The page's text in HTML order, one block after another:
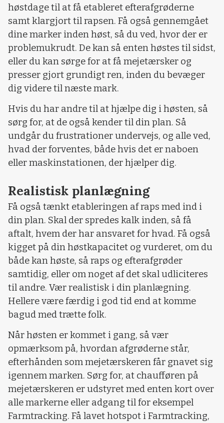
høstdage til at få etableret efterafgrøderne
samt klargjort til rapsen. Få også gennemgået
dine marker inden høst, så du ved, hvor der er
problemukrudt. De kan så enten høstes til sidst,
eller du kan sørge for at få mejetærsker og
presser gjort grundigt ren, inden du bevæger
dig videre til næste mark.
Hvis du har andre til at hjælpe dig i høsten, så
sørg for, at de også kender til din plan. Så
undgår du frustrationer undervejs, og alle ved,
hvad der forventes, både hvis det er naboen
eller maskinstationen, der hjælper dig.
Realistisk planlægning
Få også tænkt etableringen af raps med ind i
din plan. Skal der spredes kalk inden, så få
aftalt, hvem der har ansvaret for hvad. Få også
kigget på din høstkapacitet og vurderet, om du
både kan høste, så raps og efterafgrøder
samtidig, eller om noget af det skal udliciteres
til andre. Vær realistisk i din planlægning.
Hellere være færdig i god tid end at komme
bagud med trætte folk.
Når høsten er kommet i gang, så vær
opmærksom på, hvordan afgrøderne står,
efterhånden som mejetærskeren får gnavet sig
igennem marken. Sørg for, at chaufføren på
mejetærskeren er udstyret med enten kort over
alle markerne eller adgang til for eksempel
Farmtracking. Få lavet hotspot i Farmtracking,